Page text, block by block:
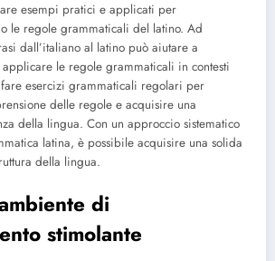
esempi pratici e applicati per
le regole grammaticali del latino. Ad
dall’italiano al latino può aiutare a
le regole grammaticali in contesti
esercizi grammaticali regolari per
delle regole e acquisire una
della lingua. Con un approccio sistematico
latina, è possibile acquisire una solida
della lingua.
di
stimolante